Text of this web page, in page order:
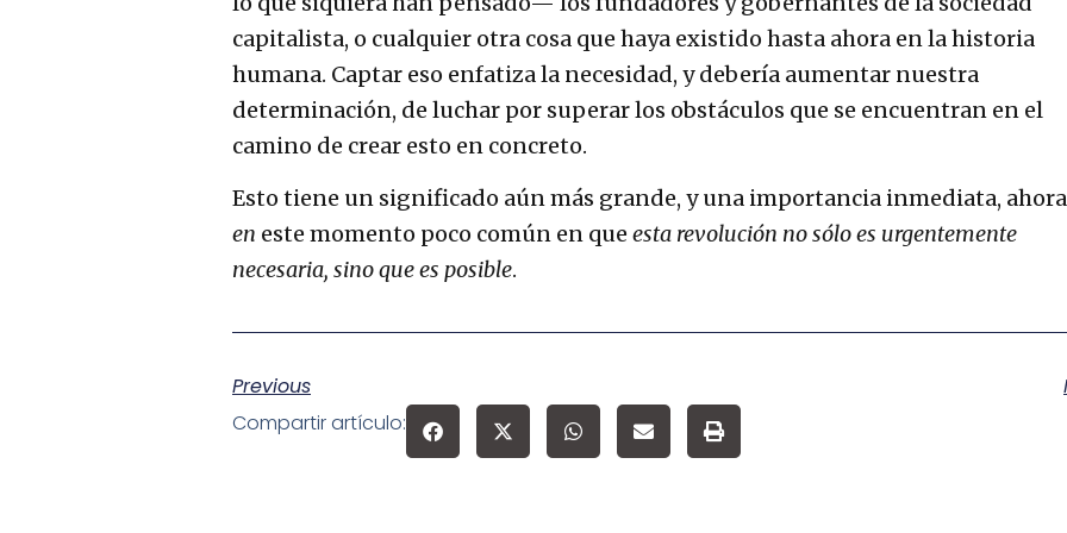
capitalista, o cualquier otra cosa que haya existido hasta ahora en la historia
humana. Captar eso enfatiza la necesidad, y debería aumentar nuestra
determinación, de luchar por superar los obstáculos que se encuentran en el
camino de crear esto en concreto.
Esto tiene un significado aún más grande, y una importancia inmediata,
en este momento poco común en que esta revolución no sólo es urgentemente
necesaria, sino que es posible.
Previous
Compartir artículo: